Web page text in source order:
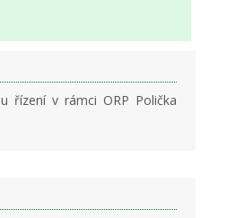
řízení v rámci ORP Polička